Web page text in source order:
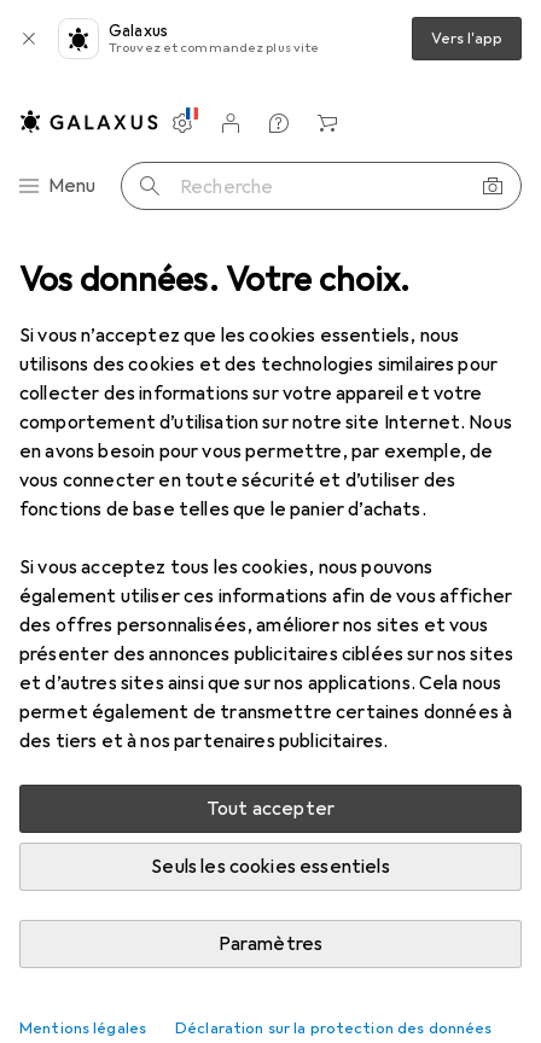
Vos données. Votre choix.
Si vous n’acceptez que les cookies essentiels, nous
utilisons des cookies et des technologies similaires pour
collecter des informations sur votre appareil et votre
comportement d’utilisation sur notre site Internet. Nous
en avons besoin pour vous permettre, par exemple, de
vous connecter en toute sécurité et d’utiliser des
fonctions de base telles que le panier d’achats.
Si vous acceptez tous les cookies, nous pouvons
également utiliser ces informations afin de vous afficher
des offres personnalisées, améliorer nos sites et vous
présenter des annonces publicitaires ciblées sur nos sites
et d’autres sites ainsi que sur nos applications. Cela nous
permet également de transmettre certaines données à
des tiers et à nos partenaires publicitaires.
Tout accepter
Seuls les cookies essentiels
Paramètres
Mentions légales Déclaration sur la protection des données
Galaxus
Trouvez et commandez plus vite Vers l'app
Navigation par catégorie
Menu Recherche
Paramètres
Compte client
Listes de comparaison
Listes d'envies
Panier
Streaming Son + vidéo Webcam Logitech Brio Business
26 images1 Vidéo
LogitechBrio Business
Prix en EUR TVA incl.
EUR
170,91
1776 Plus de produits Logitech
Rapports de test
Très bien dans 3 tests
Livré mer, 12/8
Plus de 10 pièces en stock
Ajouter au panier